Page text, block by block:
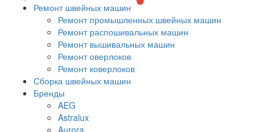
Ремонт швейных машин
Ремонт промышленных швейных машин
Ремонт распошивальных машин
Ремонт вышивальных машин
Ремонт оверлоков
Ремонт коверлоков
Сборка швейных машин
Бренды
AEG
Astralux
Aurora